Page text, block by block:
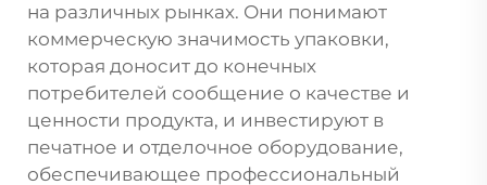
на различных рынках. Они понимают
коммерческую значимость упаковки,
которая доносит до конечных
потребителей сообщение о качестве и
ценности продукта, и инвестируют в
печатное и отделочное оборудование,
обеспечивающее профессиональный